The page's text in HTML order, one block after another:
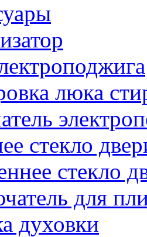
люка
стекло
стекло
для
духовки